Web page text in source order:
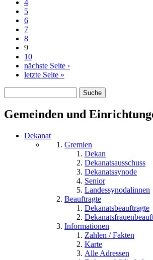
4
5
6
7
8
9
10
nächste Seite ›
letzte Seite »
Gemeinden und
Dekanat
Gremien
Dekan
Dekanatsausschuss
Dekanatssynode
Senior
Landessynodalinnen
Beauftragte
Dekanatsbeauftragte
Informationen
Zahlen / Fakten
Karte
Alle Adressen